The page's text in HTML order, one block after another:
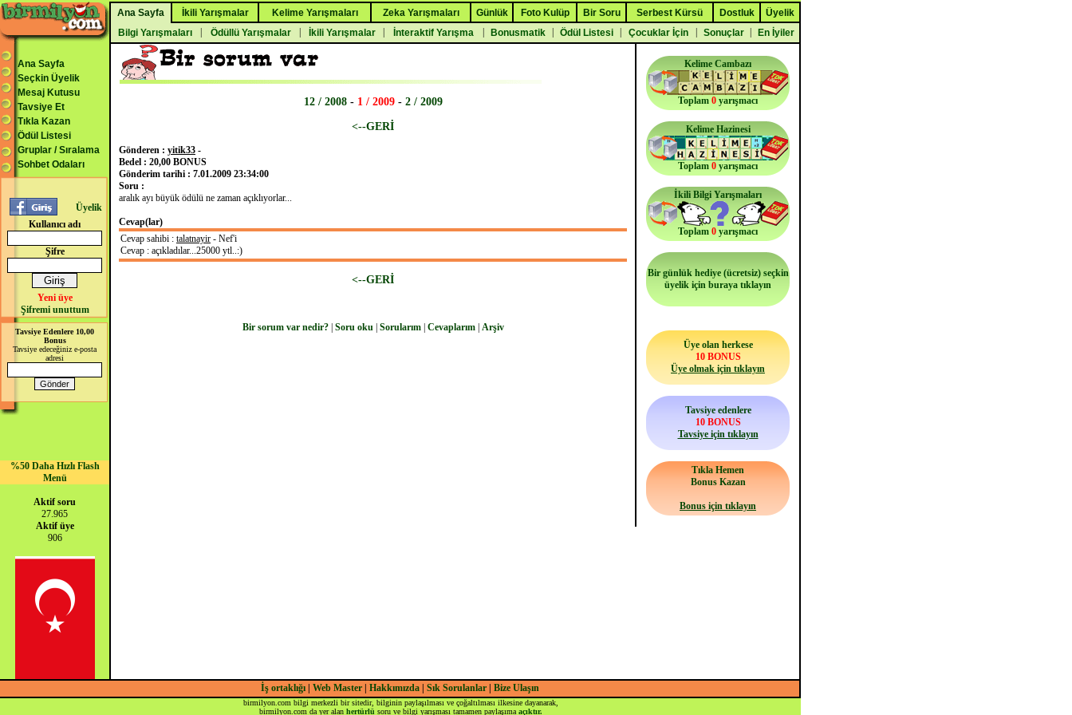
Ana Sayfa İkili Yarışmalar Kelime Yarışmaları Zeka Yarışmaları Günlük Foto Kulüp Bir Soru Serbest Kürsü Dostluk
Üyelik
Bilgi Yarışmaları
Ödüllü Yarışmalar İkili Yarışmalar İnteraktif Yarışma Bonusmatik Ödül Listesi Çocuklar İçin Sonuçlar En İyiler
Ana Sayfa
Seçkin Üyelik
Mesaj Kutusu
Tavsiye Et
Tıkla Kazan
Ödül Listesi
Gruplar / Sıralama
Sohbet Odaları
Üyelik
Kullanıcı adı
Şifre
Yeni üye
Şifremi unuttum
Tavsiye Edenlere 10,00
Bonus
Tavsiye edeceğiniz e-posta
adresi
%50 Daha Hızlı Flash
Menü
Aktif soru
27.965
Aktif üye
906
12 / 2008- 1 / 2009- 2 / 2009
<--GERİ
Gönderen : yitik33 -
Bedel : 20,00 BONUS
Gönderim tarihi : 7.01.2009 23:34:00
Soru :
aralık ayı büyük ödülü ne zaman açıklıyorlar...
Cevap(lar)
Cevap sahibi : talatnayir - Nef'i
Cevap : açıkladılar...25000 ytl..:)
<--GERİ
Bir sorum var nedir?| Soru oku| Sorularım| Cevaplarım| Arşiv
Kelime Cambazı
Toplam 0 yarışmacı
Kelime Hazinesi
Toplam 0 yarışmacı
İkili Bilgi Yarışmaları
Toplam 0 yarışmacı
Bir günlük hediye (ücretsiz) seçkin
üyelik için buraya tıklayın
Üye olan herkese
10 BONUS
Üye olmak için tıklayın
Tavsiye edenlere
10 BONUS
Tavsiye için tıklayın
Tıkla Hemen
Bonus Kazan
Bonus için tıklayın
İş ortaklığı| Web Master Hakkımızda| Sık Sorulanlar| Bize Ulaşın
birmilyon.com bilgi merkezli bir sitedir, bilginin paylaşılması ve çoğaltılması ilkesine dayanarak,
birmilyon.com da yer alan hertürlü soru ve bilgi yarışması tamamen paylaşıma açıktır.